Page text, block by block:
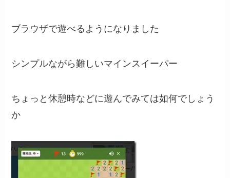
ブラウザで遊べるようになりました
シンプルながら難しいマインスイーパー
ちょっと休憩時などに遊んでみては如何でしょう
か